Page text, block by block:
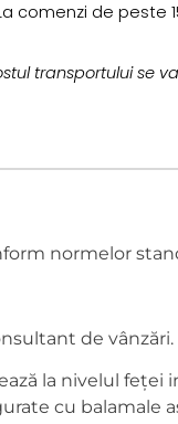
comenzi de peste
transportului se
normelor
de vânzări.
la nivelul feței
cu balamale